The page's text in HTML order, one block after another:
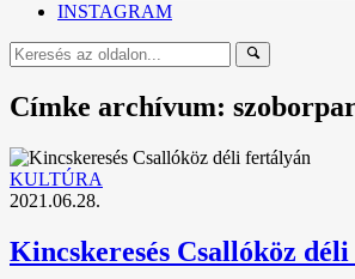
INSTAGRAM
Címke archívum:
KULTÚRA
2021.06.28.
Kincskeresés Csallóköz